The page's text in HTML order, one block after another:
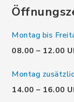
Montag bis
08.00 – 12.00
Montag
14.00 – 16.00